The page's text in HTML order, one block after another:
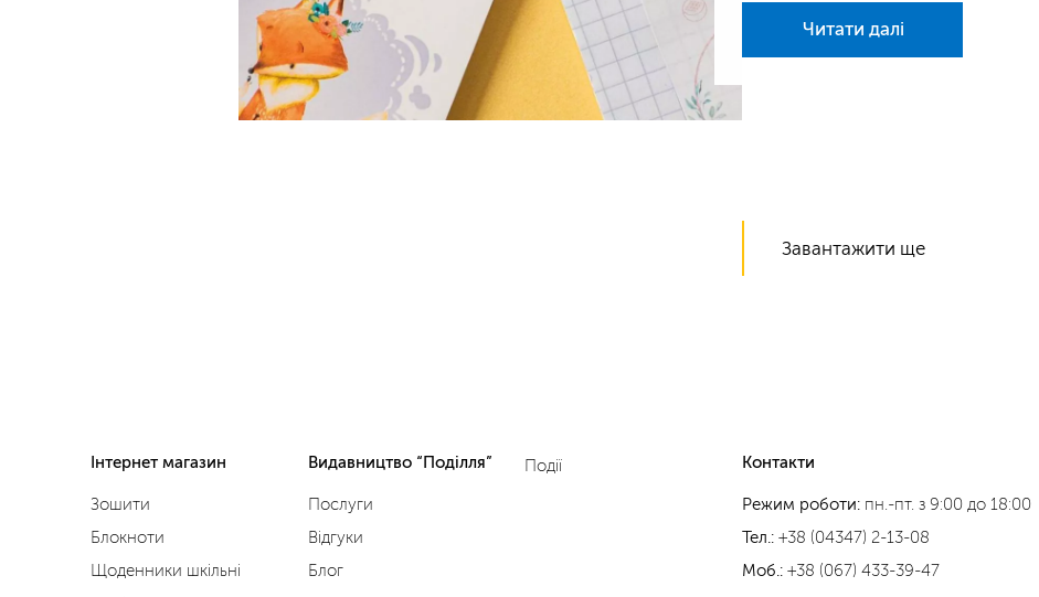
Читати далі
Завантажити ще
Інтернет магазин
Зошити
Блокноти
Щоденники шкільні
Видавництво “Поділля”
Послуги
Відгуки
Блог
Події Контакти
Режим роботи: пн.-пт. з 9:00 до 18:00
Тел.: +38 (04347) 2-13-08
Моб.: +38 (067) 433-39-47